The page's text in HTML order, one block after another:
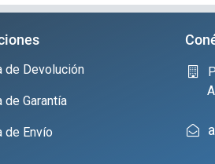
de Devolución
de Garantía
de Envío